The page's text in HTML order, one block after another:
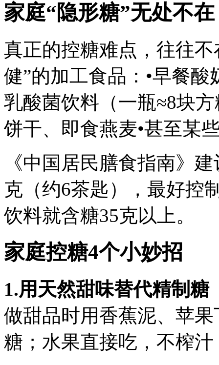
家庭“隐形糖”无处不在
真正的控糖难点，往往
健”的加工食品：•早餐酸
乳酸菌饮料（一瓶≈8块
饼干、即食燕麦•甚至某
《中国居民膳食指南》
克（约6茶匙），最好控
饮料就含糖35克以上。
家庭控糖4个小妙招
1.用天然甜味替代精制糖
做甜品时用香蕉泥、苹
糖；水果直接吃，不榨